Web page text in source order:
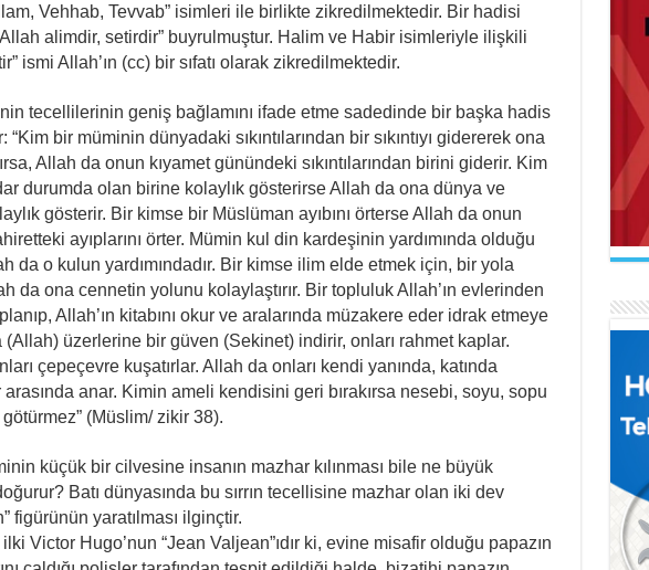
Vehhab, Tevvab” isimleri ile birlikte zikredilmektedir. Bir hadisi
alimdir, setirdir” buyrulmuştur. Halim ve Habir isimleriyle ilişkili
ismi Allah’ın (cc) bir sıfatı olarak zikredilmektedir.
tecellilerinin geniş bağlamını ifade etme sadedinde bir başka hadis
“Kim bir müminin dünyadaki sıkıntılarından bir sıkıntıyı gidererek ona
Allah da onun kıyamet günündeki sıkıntılarından birini giderir. Kim
durumda olan birine kolaylık gösterirse Allah da ona dünya ve
gösterir. Bir kimse bir Müslüman ayıbını örterse Allah da onun
ayıplarını örter. Mümin kul din kardeşinin yardımında olduğu
da o kulun yardımındadır. Bir kimse ilim elde etmek için, bir yola
da ona cennetin yolunu kolaylaştırır. Bir topluluk Allah’ın evlerinden
Allah’ın kitabını okur ve aralarında müzakere eder idrak etmeye
(Allah) üzerlerine bir güven (Sekinet) indirir, onları rahmet kaplar.
çepeçevre kuşatırlar. Allah da onları kendi yanında, katında
anar. Kimin ameli kendisini geri bırakırsa nesebi, soyu, sopu
(Müslim/ zikir 38).
küçük bir cilvesine insanın mazhar kılınması bile ne büyük
Batı dünyasında bu sırrın tecellisine mazhar olan iki dev
figürünün yaratılması ilginçtir.
Victor Hugo’nun “Jean Valjean”ıdır ki, evine misafir olduğu papazın
Ne